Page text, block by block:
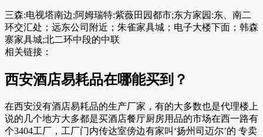
三森:电视塔南边;阿姆瑞特:紫薇田园都市;东方家园:东、南二
环交汇处；远东公司附近；朱雀家具城；电子大楼下面；韩森
寨家具城;北二环中段的中联
相关链接：
西安酒店易耗品在哪能买到？
在西安没有酒店易耗品的生产厂家，有的大多数也是代理楼上
说的几个地方大多都是买酒店餐厅厨房用品的市场在西一路有
个3404工厂，工厂门内传达室傍边有家叫‘扬州司迈尔’的 专卖